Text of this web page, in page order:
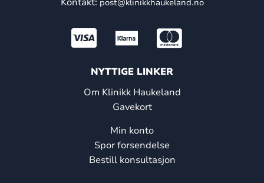
NYTTIGE LINKER
Om Klinikk Haukeland
Gavekort
Min konto
Spor forsendelse
Bestill konsultasjon